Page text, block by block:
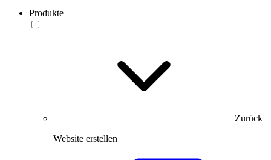
Produkte
Zurück
Website erstellen